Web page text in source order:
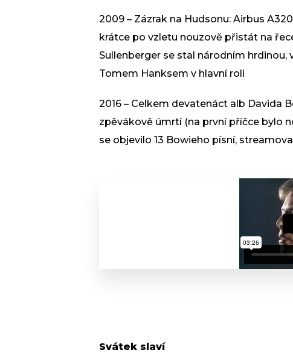
2009 – Zázrak na Hudsonu: Airbus
krátce po vzletu nouzově přistát na
Sullenberger se stal národním
Tomem Hanksem v hlavní roli
2016 – Celkem devatenáct alb Davida
zpěvákově úmrtí (na první příčce bylo
se objevilo 13 Bowieho písní,
Svátek slaví